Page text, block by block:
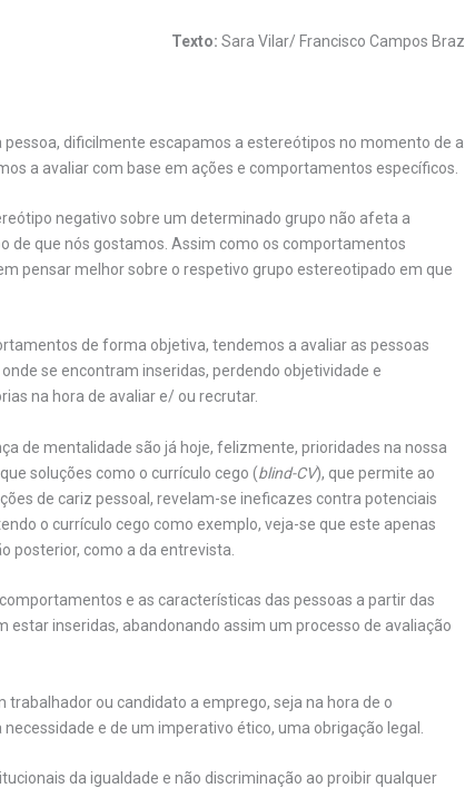
Texto: Sara Vilar/ Francisco Campos Braz
dificilmente escapamos a estereótipos no momento de a
a avaliar com base em ações e comportamentos específicos.
negativo sobre um determinado grupo não afeta a
de que nós gostamos. Assim como os comportamentos
pensar melhor sobre o respetivo grupo estereotipado em que
de forma objetiva, tendemos a avaliar as pessoas
se encontram inseridas, perdendo objetividade e
na hora de avaliar e/ ou recrutar.
de mentalidade são já hoje, felizmente, prioridades na nossa
soluções como o currículo cego (blind-CV), que permite ao
de cariz pessoal, revelam-se ineficazes contra potenciais
o currículo cego como exemplo, veja-se que este apenas
posterior, como a da entrevista.
e as características das pessoas a partir das
inseridas, abandonando assim um processo de avaliação
ou candidato a emprego, seja na hora de o
e de um imperativo ético, uma obrigação legal.
da igualdade e não discriminação ao proibir qualquer